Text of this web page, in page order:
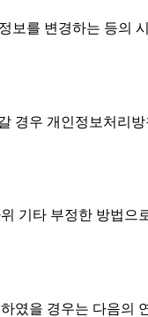
를 변경하는 등의
경우 개인정보처리
기타 부정한 방법
였을 경우는 다음의